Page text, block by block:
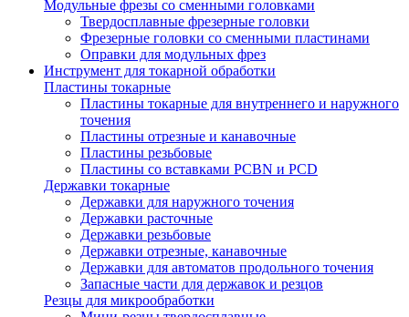
Модульные фрезы со сменными головками
Твердосплавные фрезерные головки
Фрезерные головки со сменными пластинами
Оправки для модульных фрез
Инструмент для токарной обработки
Пластины токарные
Пластины токарные для внутреннего и наружного
точения
Пластины отрезные и канавочные
Пластины резьбовые
Пластины со вставками PCBN и PCD
Державки токарные
Державки для наружного точения
Державки расточные
Державки резьбовые
Державки отрезные, канавочные
Державки для автоматов продольного точения
Запасные части для державок и резцов
Резцы для микрообработки